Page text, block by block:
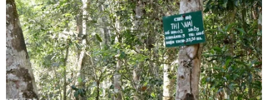
thử nghiệm tại Nonsan, phía nam thủ đô Seoul. (Ảnh:
AFP/TTXVN)
Theo hãng tin Yonhap, ngày 16/2, Bộ Quốc
phòng Hàn Quốc đã công bố Sách Trắng Quốc
phòng năm 2022, trong đó đề cập vấn đề hạt